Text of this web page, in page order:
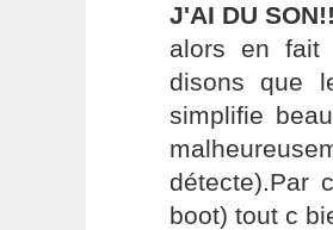
J'AI DU
alors en fait
disons que
simplifie
détecte).Par
boot) tout c